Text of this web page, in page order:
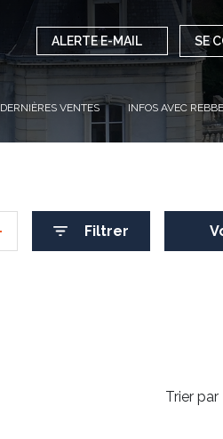
ALERTE E-MAIL SE
DERNIÈRES VENTES INFOS AVEC
Filtrer
Trier par